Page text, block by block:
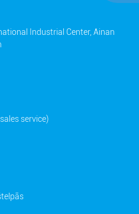
Industrial Center, Ainan
service)